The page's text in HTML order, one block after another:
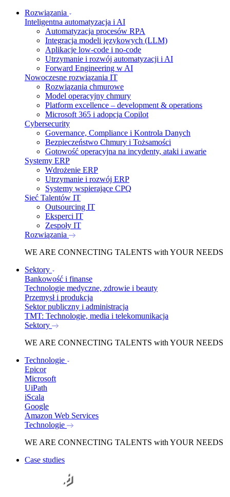
Skip to content
Rozwiązania
Inteligentna automatyzacja i AI
Automatyzacja procesów RPA
Integracja modeli językowych (LLM)
Aplikacje low-code i no-code
Utrzymanie i rozwój automatyzacji i AI
Forward Engineering w AI
Nowoczesne rozwiązania IT
Rozwiązania chmurowe
Model operacyjny chmury
Platform excellence – development & operations
Microsoft 365 i adopcja Copilot
Cybersecurity
Governance, Compliance i Kontrola Danych
Bezpieczeństwo Chmury i Tożsamości
Gotowość operacyjna na incydenty, ataki i awarie
Systemy ERP
Wdrożenie ERP
Utrzymanie i rozwój ERP
Systemy wspierające CPQ
Sieć Talentów IT
Outsourcing IT
Eksperci IT
Zespoły IT
Rozwiązania
WE ARE CONNECTING TALENTS with YOUR NEEDS
Sektory
Bankowość i finanse
Technologie medyczne, zdrowie i beauty
Przemysł i produkcja
Sektor publiczny i administracja
TMT: Technologie, media i telekomunikacja
Sektory
WE ARE CONNECTING TALENTS with YOUR NEEDS
Technologie
Epicor
Microsoft
UiPath
iScala
Google
Amazon Web Services
Technologie
WE ARE CONNECTING TALENTS with YOUR NEEDS
Case studies